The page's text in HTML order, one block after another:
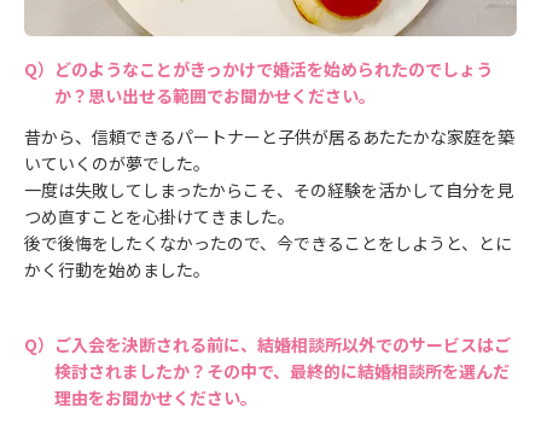
どのようなことがきっかけで婚活を始められたのでしょう
か？思い出せる範囲でお聞かせください。
昔から、信頼できるパートナーと子供が居るあたたかな家庭を築
いていくのが夢でした。
一度は失敗してしまったからこそ、その経験を活かして自分を見
つめ直すことを心掛けてきました。
後で後悔をしたくなかったので、今できることをしようと、とに
かく行動を始めました。
ご入会を決断される前に、結婚相談所以外でのサービスはご
検討されましたか？その中で、最終的に結婚相談所を選んだ
理由をお聞かせください。